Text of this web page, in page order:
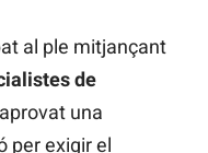
al ple mitjançant
de
una
per exigir el